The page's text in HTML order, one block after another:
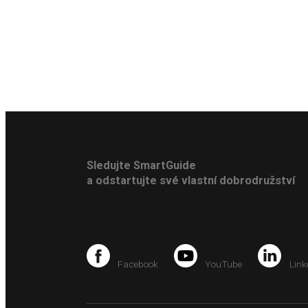
Sledujte SmartGuide
a odstartujte své vlastní dobrodružství
Facebook YouTube